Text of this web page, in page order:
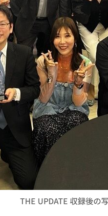
THE UPDATE 収録後の